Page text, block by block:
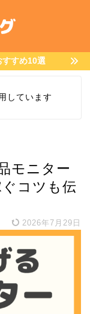
すすめ10選
しています
モニター
コツも伝
2026年7月29日